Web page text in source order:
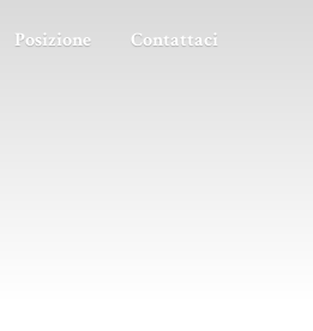
Posizione Contattaci